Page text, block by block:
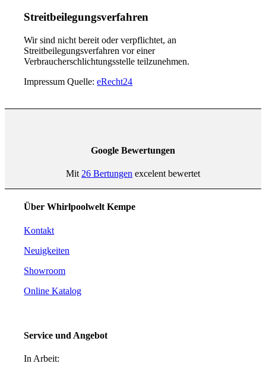
Streitbeilegungsverfahren
Wir sind nicht bereit oder verpflichtet, an
Streitbeilegungsverfahren vor einer
Verbraucherschlichtungsstelle teilzunehmen.
Impressum Quelle:eRecht24
Google Bewertungen
Mit 26 Bertungen excelent bewertet
Über Whirlpoolwelt Kempe
Kontakt
Neuigkeiten
Showroom
Online Katalog
Service und Angebot
In Arbeit: